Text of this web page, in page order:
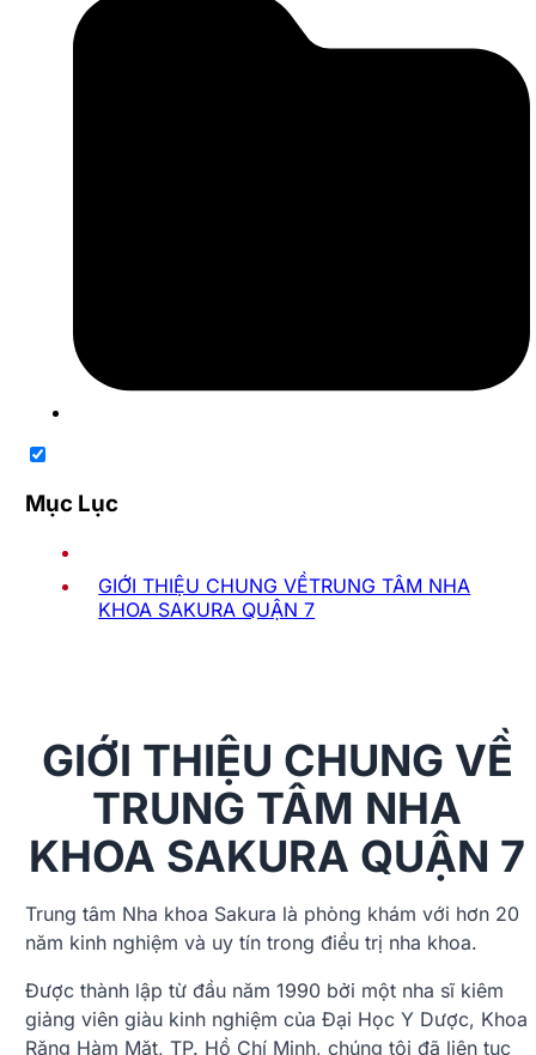
Mục Lục
GIỚI THIỆU CHUNG VỀTRUNG TÂM NHA
KHOA SAKURA QUẬN 7
GIỚI THIỆU CHUNG VỀ
TRUNG TÂM NHA
KHOA SAKURA QUẬN 7
Trung tâm Nha khoa Sakura là phòng khám với hơn 20
năm kinh nghiệm và uy tín trong điều trị nha khoa.
Được thành lập từ đầu năm 1990 bởi một nha sĩ kiêm
giảng viên giàu kinh nghiệm của Đại Học Y Dược, Khoa
Răng Hàm Mặt, TP. Hồ Chí Minh, chúng tôi đã liên tục